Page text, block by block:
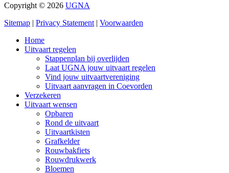
Copyright © 2026 UGNA
Sitemap | Privacy Statement | Voorwaarden
Home
Uitvaart regelen
Stappenplan bij overlijden
Laat UGNA jouw uitvaart regelen
Vind jouw uitvaartvereniging
Uitvaart aanvragen in Coevorden
Verzekeren
Uitvaart wensen
Opbaren
Rond de uitvaart
Uitvaartkisten
Grafkelder
Rouwbakfiets
Rouwdrukwerk
Bloemen